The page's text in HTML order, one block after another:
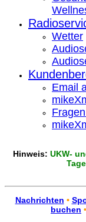
Wetter
Email
Hinweis: UKW-
Nachrichten •
buchen •